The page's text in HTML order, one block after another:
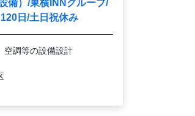
備）/東横INNグループ/
日/土日祝休み
空調等の設備設計